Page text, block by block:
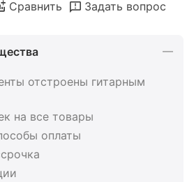
Сравнить Задать вопрос
отстроены гитарным
на все товары
оплаты